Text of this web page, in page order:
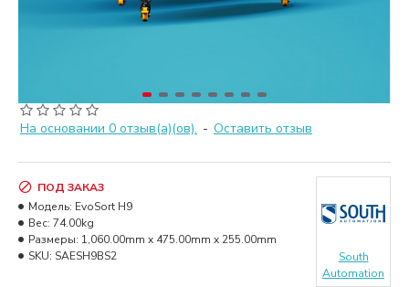
На основании 0 отзыв(а)(ов). - Оставить отзыв
ПОД ЗАКАЗ
Модель: EvoSort H9
Вес: 74.00kg
Размеры: 1,060.00mm x 475.00mm x 255.00mm
SKU: SAESH9BS2
South
Automation